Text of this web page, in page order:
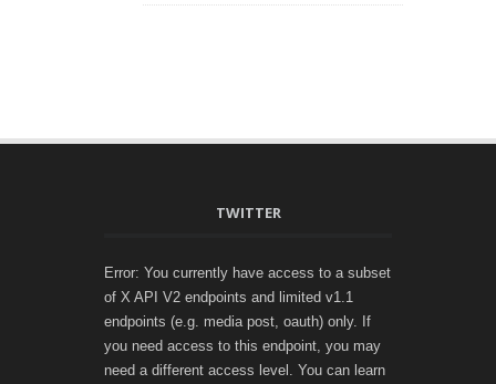
TWITTER
Error: You currently have access to a subset
of X API V2 endpoints and limited v1.1
endpoints (e.g. media post, oauth) only. If
you need access to this endpoint, you may
need a different access level. You can learn